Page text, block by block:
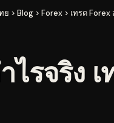
ย > Blog > Forex > เทรด
ไรจริ